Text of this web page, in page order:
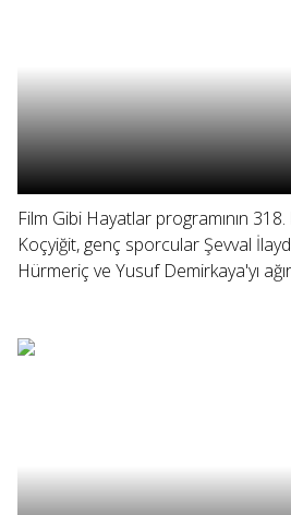
Film Gibi Hayatlar programının
Koçyiğit, genç sporcular Şevval
Hürmeriç ve Yusuf Demirkaya'yı